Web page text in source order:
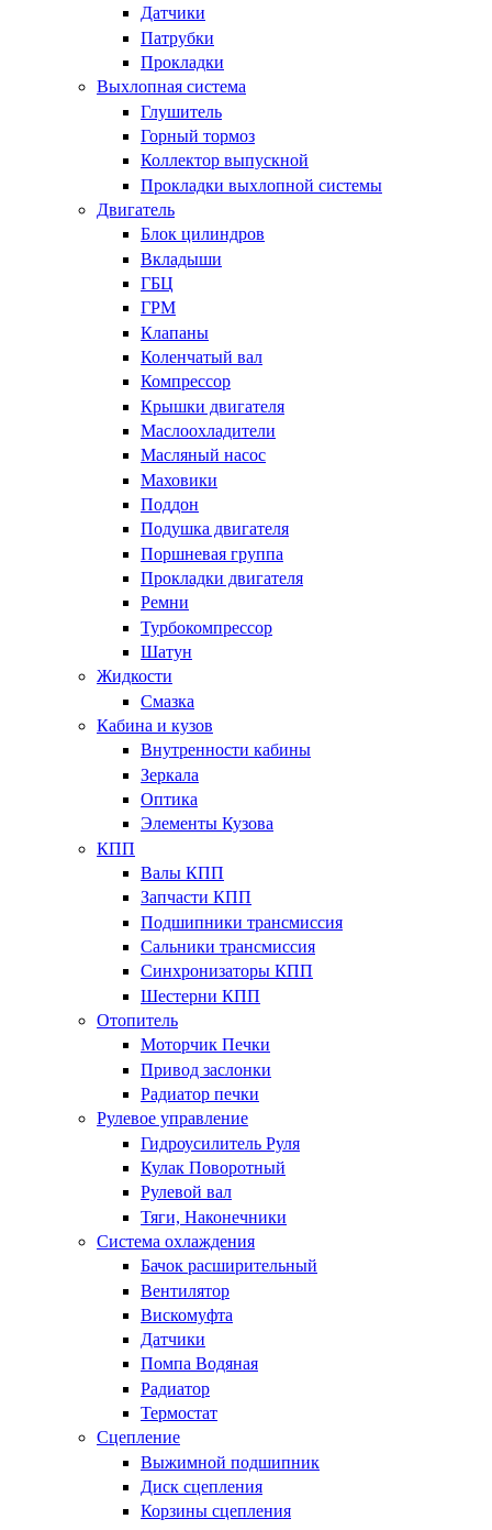
Датчики
Патрубки
Прокладки
Выхлопная система
Глушитель
Горный тормоз
Коллектор выпускной
Прокладки выхлопной системы
Двигатель
Блок цилиндров
Вкладыши
ГБЦ
ГРМ
Клапаны
Коленчатый вал
Компрессор
Крышки двигателя
Маслоохладители
Масляный насос
Маховики
Поддон
Подушка двигателя
Поршневая группа
Прокладки двигателя
Ремни
Турбокомпрессор
Шатун
Жидкости
Смазка
Кабина и кузов
Внутренности кабины
Зеркала
Оптика
Элементы Кузова
КПП
Валы КПП
Запчасти КПП
Подшипники трансмиссия
Сальники трансмиссия
Синхронизаторы КПП
Шестерни КПП
Отопитель
Моторчик Печки
Привод заслонки
Радиатор печки
Рулевое управление
Гидроусилитель Руля
Кулак Поворотный
Рулевой вал
Тяги, Наконечники
Система охлаждения
Бачок расширительный
Вентилятор
Вискомуфта
Датчики
Помпа Водяная
Радиатор
Термостат
Сцепление
Выжимной подшипник
Диск сцепления
Корзины сцепления